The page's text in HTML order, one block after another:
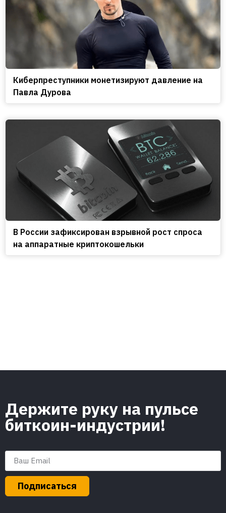
Киберпреступники монетизируют давление на
Павла Дурова
В России зафиксирован взрывной рост спроса
на аппаратные криптокошельки
Держите руку на пульсе
биткоин-индустрии!
Подписаться